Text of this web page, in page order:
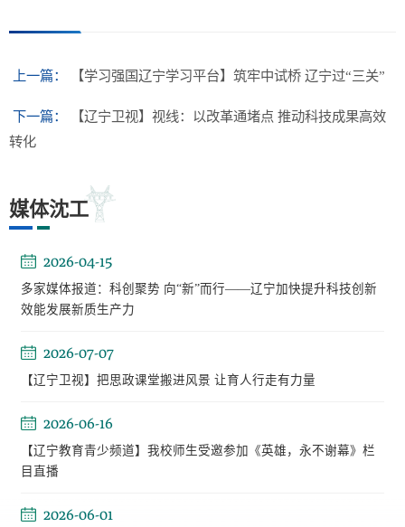
上一篇： 【学习强国辽宁学习平台】筑牢中试桥 辽宁过“三关”
下一篇：
【辽宁卫视】视线：以改革通堵点 推动科技成果高效
转化
媒体沈工
2026-04-15
多家媒体报道：科创聚势 向“新”而行——辽宁加快提升科技创新
效能发展新质生产力
2026-07-07
【辽宁卫视】把思政课堂搬进风景 让育人行走有力量
2026-06-16
【辽宁教育青少频道】我校师生受邀参加《英雄，永不谢幕》栏
目直播
2026-06-01